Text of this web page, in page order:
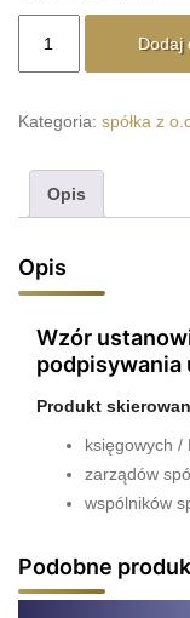
pełnomocnika
podpisywania
umów
Dodaj
Kategoria: spółka z
Opis
Opis
Wzór
podpisywania
Produkt
księgowych /
zarządów
wspólników
Podobne